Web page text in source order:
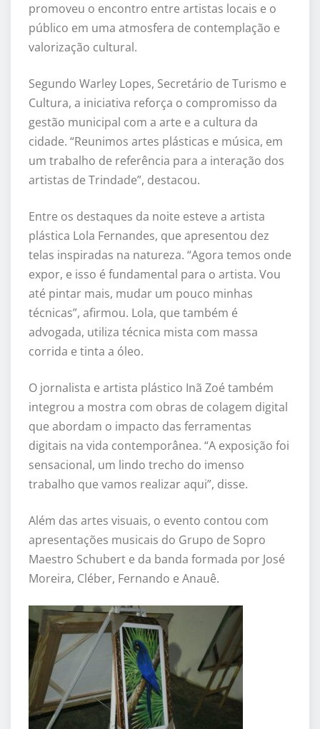
promoveu o encontro entre artistas locais e o
público em uma atmosfera de contemplação e
valorização cultural.
Segundo Warley Lopes, Secretário de Turismo e
Cultura, a iniciativa reforça o compromisso da
gestão municipal com a arte e a cultura da
cidade. “Reunimos artes plásticas e música, em
um trabalho de referência para a interação dos
artistas de Trindade”, destacou.
Entre os destaques da noite esteve a artista
plástica Lola Fernandes, que apresentou dez
telas inspiradas na natureza. “Agora temos onde
expor, e isso é fundamental para o artista. Vou
até pintar mais, mudar um pouco minhas
técnicas”, afirmou. Lola, que também é
advogada, utiliza técnica mista com massa
corrida e tinta a óleo.
O jornalista e artista plástico Inã Zoé também
integrou a mostra com obras de colagem digital
que abordam o impacto das ferramentas
digitais na vida contemporânea. “A exposição foi
sensacional, um lindo trecho do imenso
trabalho que vamos realizar aqui”, disse.
Além das artes visuais, o evento contou com
apresentações musicais do Grupo de Sopro
Maestro Schubert e da banda formada por José
Moreira, Cléber, Fernando e Anauê.